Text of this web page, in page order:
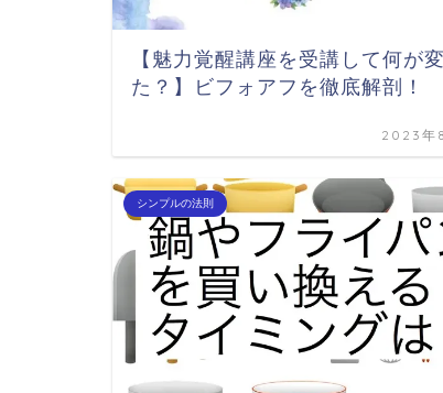
【魅力覚醒講座を受講して何が
た？】ビフォアフを徹底解剖！
2023年
シンプルの法則